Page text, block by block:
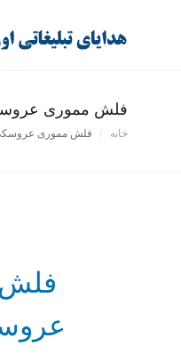
فلش مموری
خانه فلش مموری